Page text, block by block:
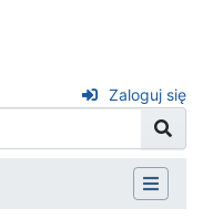
Zaloguj się